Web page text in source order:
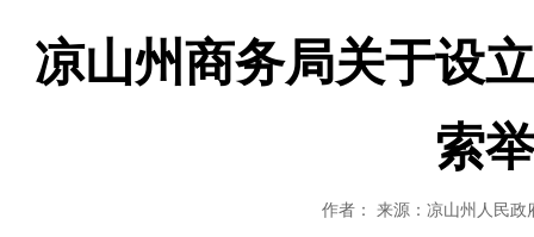
凉山州商务局关于设
索
作者： 来源：凉山州人民